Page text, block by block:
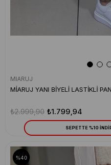
MIARUJ
MİARUJ YANI BİYELİ LASTİKLİ
₺1.799,94
₺2.999,90
SEPETTE %10
%40